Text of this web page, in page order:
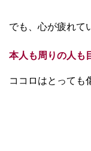
でも、心が疲れて
本人も周りの人も
ココロはとっても